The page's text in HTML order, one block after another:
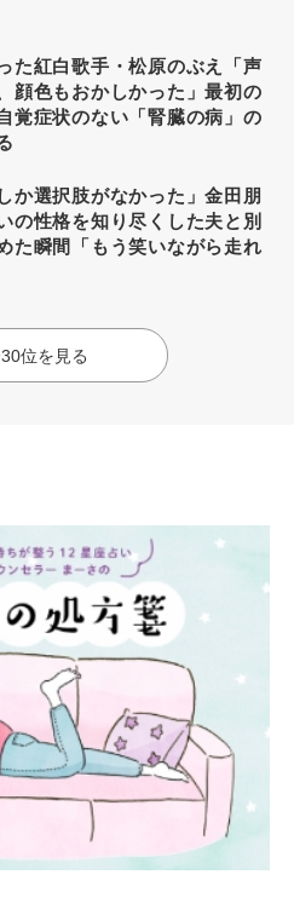
た紅白歌手・松原のぶえ「声
顔色もおかしかった」最初の
覚症状のない「腎臓の病」の
か選択肢がなかった」金田朋
の性格を知り尽くした夫と別
た瞬間「もう笑いながら走れ
位を見る